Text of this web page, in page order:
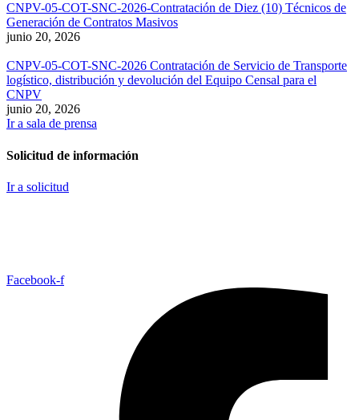
CNPV-05-COT-SNC-2026-Contratación de Diez (10) Técnicos de
Generación de Contratos Masivos
junio 20, 2026
CNPV-05-COT-SNC-2026 Contratación de Servicio de Transporte
logístico, distribución y devolución del Equipo Censal para el
CNPV
junio 20, 2026
Ir a sala de prensa
Solicitud de información
Ir a solicitud
Facebook-f